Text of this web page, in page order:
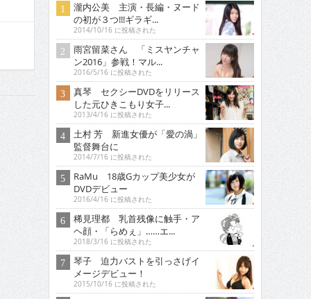
瀧内公美 主演・長編・ヌード
の初が３つ!!!ギラギ...
2014/10/16 に投稿された
雨宮留菜さん 「ミスヤンチャ
ン2016」参戦！マル...
2016/5/16 に投稿された
真琴 セクシーDVDをリリース
した元ひきこもり女子...
2013/4/16 に投稿された
土村 芳 新進女優が「愛の渦」
監督舞台に
2014/7/16 に投稿された
RaMu 18歳Gカップ美少女が
DVDデビュー
2016/4/16 に投稿された
稀見理都 乳首残像に触手・ア
ヘ顔・「らめぇ」……エ...
2018/3/16 に投稿された
琴子 迫力バストを引っさげイ
メージデビュー！
2015/10/16 に投稿された